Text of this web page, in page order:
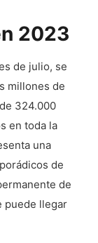
2023
de julio, se
millones de
324.000
en toda la
una
de
de
puede llegar